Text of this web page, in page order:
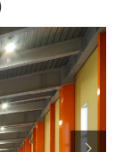
